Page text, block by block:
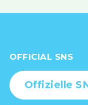
OFFICIAL SNS
Offizielle